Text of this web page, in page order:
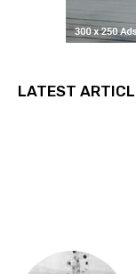
LATEST